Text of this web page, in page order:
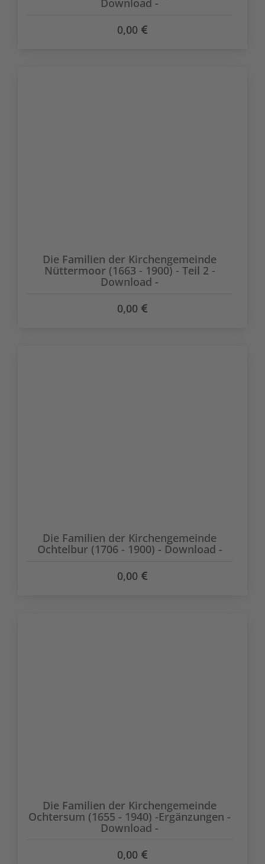
Download -
0,00
Die Familien der Kirchengemeinde
Nüttermoor (1663 - 1900) - Teil 2 -
Download -
0,00
Die Familien der Kirchengemeinde
Ochtelbur (1706 - 1900) - Download -
0,00
Die Familien der Kirchengemeinde
Ochtersum (1655 - 1940) -Ergänzungen -
Download -
0,00